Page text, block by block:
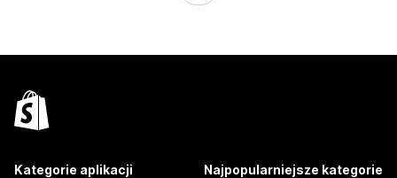
Kategorie aplikacji Najpopularniejsze kategorie